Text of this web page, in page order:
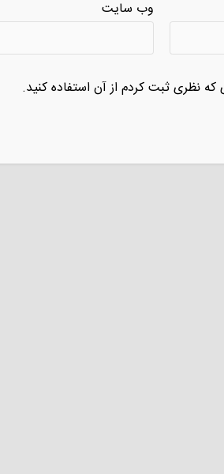
وب سایت
نظری ثبت کردم از آن استفاده کنید.